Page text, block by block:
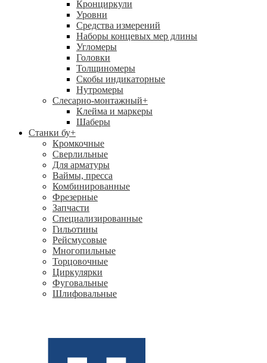
Кронциркули
Уровни
Средства измерений
Наборы концевых мер длины
Угломеры
Головки
Толщиномеры
Скобы индикаторные
Нутромеры
Слесарно-монтажный+
Клейма и маркеры
Шаберы
Станки бу+
Кромкочные
Сверлильные
Для арматуры
Ваймы, пресса
Комбинированные
Фрезерные
Запчасти
Специализированные
Гильотины
Рейсмусовые
Многопильные
Торцовочные
Циркулярки
Фуговальные
Шлифовальные